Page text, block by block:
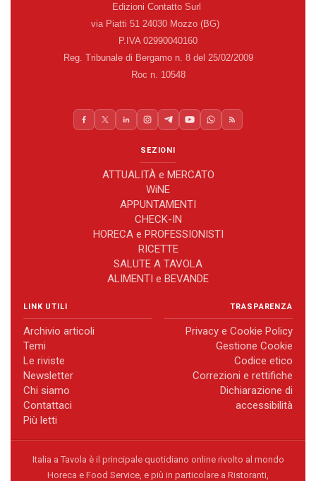
Edizioni Contatto Surl
via Piatti 51 24030 Mozzo (BG)
P.IVA 02990040160
Reg. Tribunale di Bergamo n. 8 del 25/02/2009
Roc n. 10548
SEZIONI
ATTUALITÀ e MERCATO
WiNE
APPUNTAMENTI
CHECK-IN
HORECA e PROFESSIONISTI
RICETTE
SALUTE A TAVOLA
ALIMENTI e BEVANDE
LINK UTILI
Archivio articoli
Temi
Le riviste
Newsletter
Chi siamo
Contattaci
Più letti
TRASPARENZA
Privacy e Cookie Policy
Gestione Cookie
Codice etico
Correzioni e rettifiche
Dichiarazione di
accessibilità
Italia a Tavola è il principale quotidiano online rivolto al mondo
Horeca e Food Service, e più in particolare a Ristoranti,